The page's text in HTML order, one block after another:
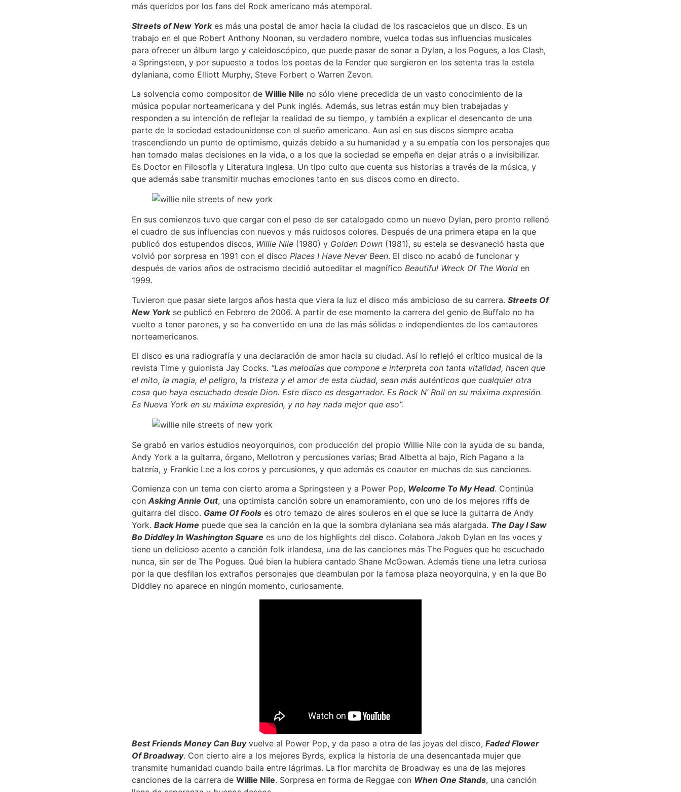
más queridos por los fans del Rock americano más atemporal.
Streets of New Yorkes más una postal de amor hacia la ciudad de los rascacielos que un disco. Es un
trabajo en el que Robert Anthony Noonan, su verdadero nombre, vuelca todas sus influencias musicales
para ofrecer un álbum largo y caleidoscópico, que puede pasar de sonar a Dylan, a los Pogues, a los Clash,
a Springsteen, y por supuesto a todos los poetas de la Fender que surgieron en los setenta tras la estela
dylaniana, como Elliott Murphy, Steve Forbert o Warren Zevon.
La solvencia como compositor de Willie Nile no sólo viene precedida de un vasto conocimiento de la
música popular norteamericana y del Punk inglés. Además, sus letras están muy bien trabajadas y
responden a su intención de reflejar la realidad de su tiempo, y también a explicar el desencanto de una
parte de la sociedad estadounidense con el sueño americano. Aun así en sus discos siempre acaba
trascendiendo un punto de optimismo, quizás debido a su humanidad y a su empatía con los personajes que
han tomado malas decisiones en la vida, o a los que la sociedad se empeña en dejar atrás o a invisibilizar.
Es Doctor en Filosofía y Literatura inglesa. Un tipo culto que cuenta sus historias a través de la música, y
que además sabe transmitir muchas emociones tanto en sus discos como en directo.
En sus comienzos tuvo que cargar con el peso de ser catalogado como un nuevo Dylan, pero pronto rellenó
el cuadro de sus influencias con nuevos y más ruidosos colores. Después de una primera etapa en la que
publicó dos estupendos discos, Willie Nile(1980) y Golden Down (1981), su estela se desvaneció hasta que
volvió por sorpresa en 1991 con el disco Places I Have Never Been. El disco no acabó de funcionar y
después de varios años de ostracismo decidió autoeditar el magnífico Beautiful Wreck Of The World en
1999.
Tuvieron que pasar siete largos años hasta que viera la luz el disco más ambicioso de su carrera. Streets Of
New Yorkse publicó en Febrero de 2006. A partir de ese momento la carrera del genio de Buffalo no ha
vuelto a tener parones, y se ha convertido en una de las más sólidas e independientes de los cantautores
norteamericanos.
El disco es una radiografía y una declaración de amor hacia su ciudad. Así lo reflejó el crítico musical de la
revista Time y guionista Jay Cocks. “Las melodías que compone e interpreta con tanta vitalidad, hacen que
el mito, la magia, el peligro, la tristeza y el amor de esta ciudad, sean más auténticos que cualquier otra
cosa que haya escuchado desde Dion. Este disco es desgarrador. Es Rock N’ Roll en su máxima expresión.
Es Nueva York en su máxima expresión, y no hay nada mejor que eso”.
Se grabó en varios estudios neoyorquinos, con producción del propio Willie Nile con la ayuda de su banda,
Andy York a la guitarra, órgano, Mellotron y percusiones varias; Brad Albetta al bajo, Rich Pagano a la
batería, y Frankie Lee a los coros y percusiones, y que además es coautor en muchas de sus canciones.
Comienza con un tema con cierto aroma a Springsteen y a Power Pop, Welcome To My Head. Continúa
conAsking Annie Out, una optimista canción sobre un enamoramiento, con uno de los mejores riffs de
guitarra del disco. Game Of Foolses otro temazo de aires souleros en el que se luce la guitarra de Andy
York. Back Home puede que sea la canción en la que la sombra dylaniana sea más alargada. The Day I Saw
Bo Diddley In Washington Square es uno de los highlights del disco. Colabora Jakob Dylan en las voces y
tiene un delicioso acento a canción folk irlandesa, una de las canciones más The Pogues que he escuchado
nunca, sin ser de The Pogues. Qué bien la hubiera cantado Shane McGowan. Además tiene una letra curiosa
por la que desfilan los extraños personajes que deambulan por la famosa plaza neoyorquina, y en la que Bo
Diddley no aparece en ningún momento, curiosamente.
Best Friends Money Can Buyvuelve al Power Pop, y da paso a otra de las joyas del disco, Faded Flower
Of Broadway. Con cierto aire a los mejores Byrds, explica la historia de una desencantada mujer que
transmite humanidad cuando baila entre lágrimas. La flor marchita de Broadway es una de las mejores
canciones de la carrera de Willie Nile. Sorpresa en forma de Reggae con When One Stands, una canción